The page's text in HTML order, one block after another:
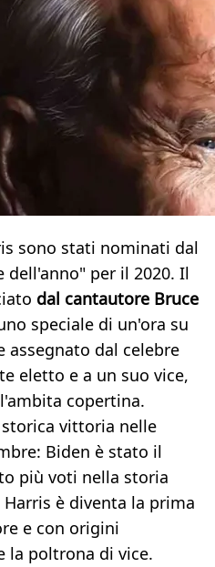
sono stati nominati dal
dell'anno" per il 2020. Il
dal cantautore Bruce
speciale di un'ora su
assegnato dal celebre
eletto e a un suo vice,
copertina.
vittoria nelle
Biden è stato il
più voti nella storia
è diventa la prima
e con origini
la poltrona di vice.